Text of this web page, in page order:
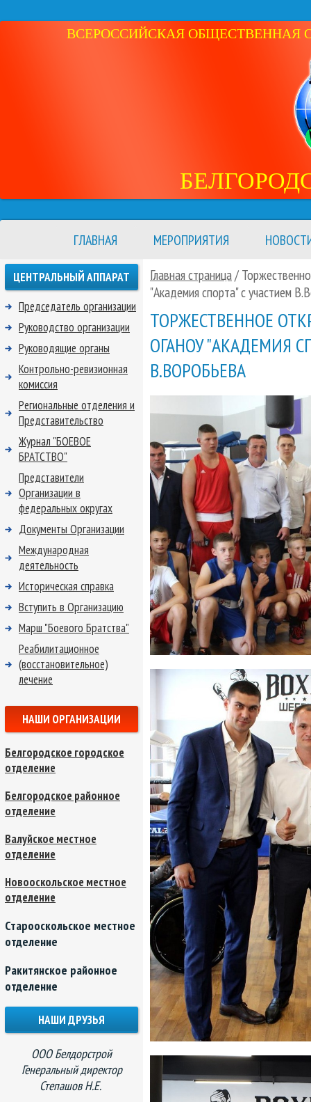
ВСЕРОССИЙСКАЯ ОБЩЕСТВЕННАЯ
ГЛАВНАЯ МЕРОПРИЯТИЯ
Главная страница/
"Академия спорта" с участием
ТОРЖЕСТВЕННОЕ
ОГАНОУ "АКАДЕМИЯ
В.ВОРОБЬЕВА
ЦЕНТРАЛЬНЫЙ АППАРАТ
Председатель организации
Руководство организации
Руководящие органы
Контрольно-ревизионная
комиссия
Региональные отделения и
Представительство
Журнал "БОЕВОЕ
БРАТСТВО"
Представители
Организации в
федеральных округах
Документы Организации
Международная
деятельность
Историческая справка
Вступить в Организацию
Марш "Боевого Братства"
Реабилитационное
(восстановительное)
лечение
НАШИ ОРГАНИЗАЦИИ
Белгородское городское
отделение
Белгородское районное
отделение
Валуйское местное
отделение
Новооскольское местное
отделение
Старооскольское местное
отделение
Ракитянское районное
отделение
НАШИ ДРУЗЬЯ
ООО Белдорстрой
Генеральный директор
Степашов Н.Е.